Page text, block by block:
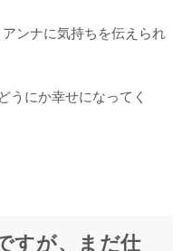
ンナに気持ちを伝えられ
うにか幸せになってく
すが、まだ仕